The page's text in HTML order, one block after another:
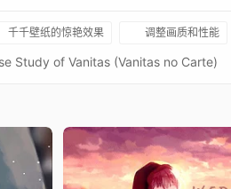
千千壁纸的惊艳效果 调整画质和性能
Study of Vanitas (Vanitas no Carte)